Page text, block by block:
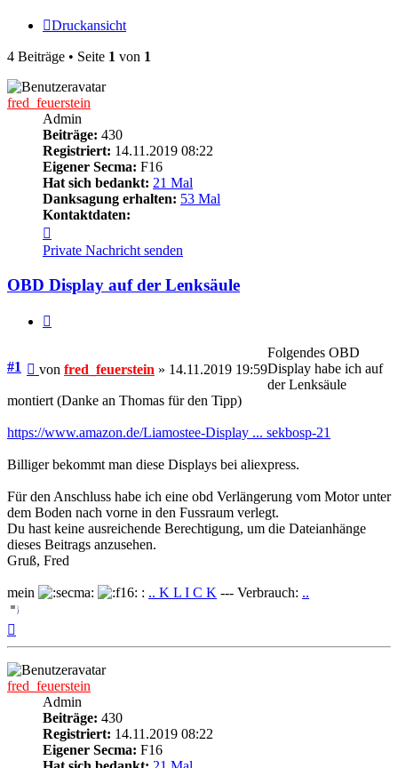
Druckansicht
4 Beiträge • Seite 1 von 1
fred_feuerstein
Admin
Beiträge: 430
Registriert: 14.11.2019 08:22
Eigener Secma: F16
Hat sich bedankt: 21 Mal
Danksagung erhalten: 53 Mal
Kontaktdaten:
von
fred_feuerstein
Private Nachricht senden
OBD Display auf der Lenksäule
#1 Beitrag
von fred_feuerstein » 14.11.2019 19:59
Folgendes OBD
Display habe ich auf
der Lenksäule
montiert (Danke an Thomas für den Tipp)
https://www.amazon.de/Liamostee-Display ... sekbosp-21
Billiger bekommt man diese Displays bei aliexpress.
Für den Anschluss habe ich eine obd Verlängerung vom Motor unter
dem Boden nach vorne in den Fussraum verlegt.
Du hast keine ausreichende Berechtigung, um die Dateianhänge
dieses Beitrags anzusehen.
Gruß, Fred
mein : .. K L I C K --- Verbrauch: ..
fred_feuerstein
Admin
Beiträge: 430
Registriert: 14.11.2019 08:22
Eigener Secma: F16